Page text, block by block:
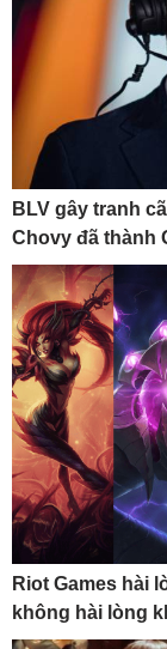
BLV gây tranh
Chovy đã thành
Riot Games hài
không hài lòng